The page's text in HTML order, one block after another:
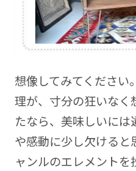
想像してみてください
理が、寸分の狂いなく
たなら、美味しいに
や感動に少し欠けると
ャンルのエレメント